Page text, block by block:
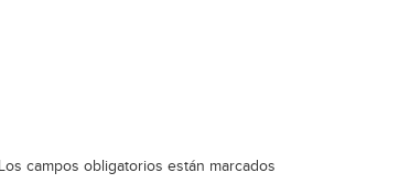
Los campos obligatorios están marcados